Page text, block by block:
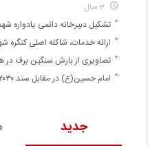
جدید
3 سال
تشکیل دبیرخانه دائمی یادواره
ارائه خدمات، شاکله اصلی کنگره
تصاویری از بارش سنگین برف در
امام حسین(ع) در مقابل سند ۲۰۳۰